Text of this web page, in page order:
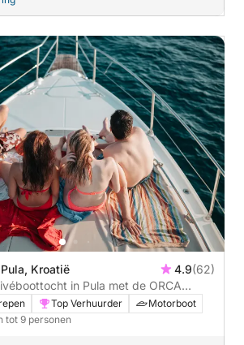
Kroatië 4.9(62)
in Pula met de ORCA
Top Verhuurder
Motorboot
tot 9 personen